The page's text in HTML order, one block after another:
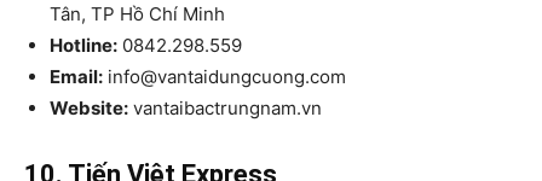
Tân, TP Hồ Chí Minh
Hotline: 0842.298.559
Email: info@vantaidungcuong.com
Website: vantaibactrungnam.vn
10. Tiến Việt Express